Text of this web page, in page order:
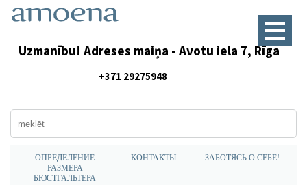
Uzmanību! Adreses maiņa - Avotu iela 7, Rīga
+371 29275948
ОПРЕДЕЛЕНИЕ
РАЗМЕРА
БЮСТГАЛЬТЕРА
КОНТАКТЫ ЗАБОТЯСЬ О СЕБЕ!